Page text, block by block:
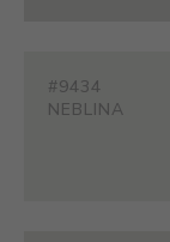
#9434
NEBLINA